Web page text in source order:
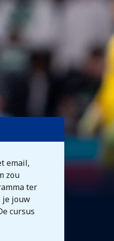
email,
zou
ter
je jouw
cursus